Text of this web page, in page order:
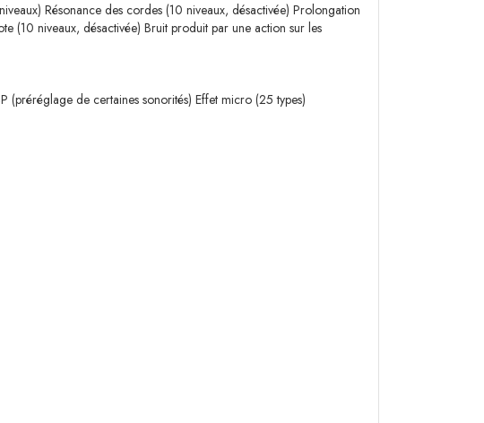
Résonance des cordes (10 niveaux, désactivée) Prolongation
(10 niveaux, désactivée) Bruit produit par une action sur les
(préréglage de certaines sonorités) Effet micro (25 types)